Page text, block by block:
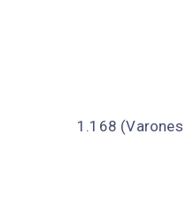
1.168